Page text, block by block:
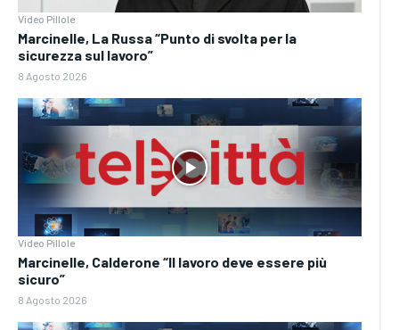
Video Pillole
Marcinelle, La Russa “Punto di svolta per la
sicurezza sul lavoro”
8 Agosto 2026
Video Pillole
Marcinelle, Calderone “Il lavoro deve essere più
sicuro”
8 Agosto 2026